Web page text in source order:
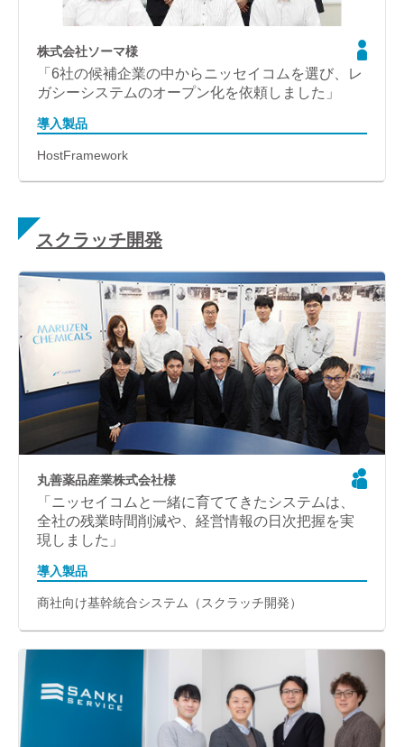
株式会社ソーマ様
「6社の候補企業の中からニッセイコムを選び、レ
ガシーシステムのオープン化を依頼しました」
導入製品
HostFramework
スクラッチ開発
丸善薬品産業株式会社様
「ニッセイコムと一緒に育ててきたシステムは、
全社の残業時間削減や、経営情報の日次把握を実
現しました」
導入製品
商社向け基幹統合システム（スクラッチ開発）